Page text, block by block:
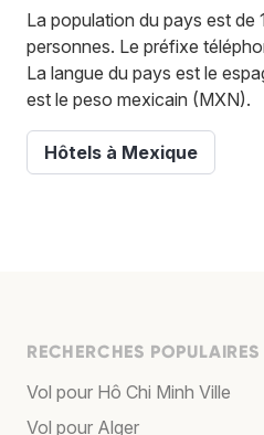
La population du pays est de
personnes. Le préfixe
La langue du pays est le
est le peso mexicain (MXN).
Hôtels à Mexique
RECHERCHES POPULAIRES
Vol pour Hô Chi Minh Ville
Vol pour Alger